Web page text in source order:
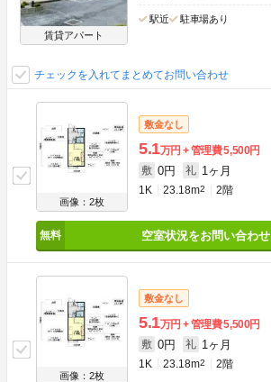
賃貸アパート
駅近 駐車場あり
チェックを入れてまとめてお問い合わせ
画像：2枚
敷金なし
5.1万円 管理費5,500円
敷 0円 礼 1ヶ月
1K 23.18m2 2階
空室状況をお問い合わせ
画像：2枚
敷金なし
5.1万円 管理費5,500円
敷 0円 礼 1ヶ月
1K 23.18m2 2階